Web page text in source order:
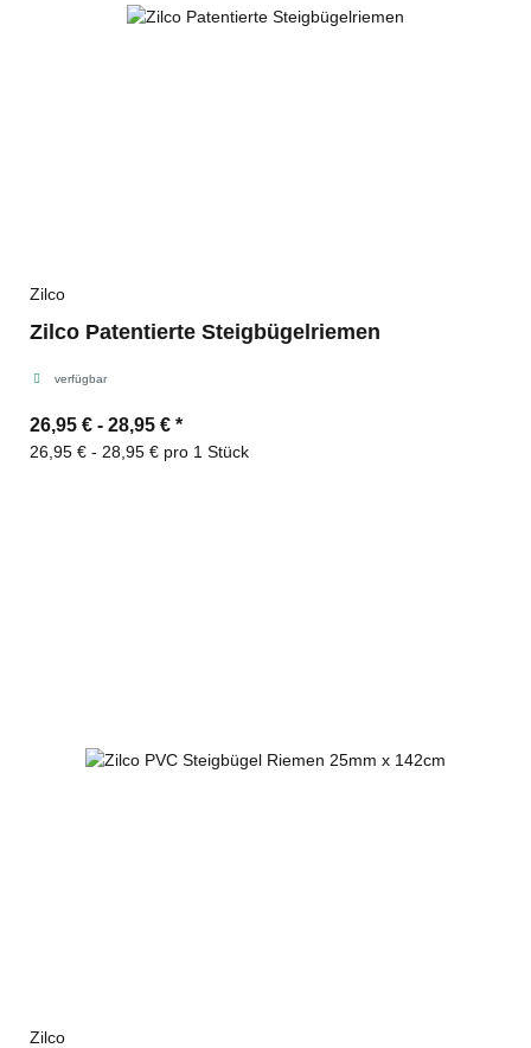
Zilco
Zilco Patentierte Steigbügelriemen
verfügbar
26,95 € - 28,95 € *
26,95 € - 28,95 € pro 1 Stück
Zilco